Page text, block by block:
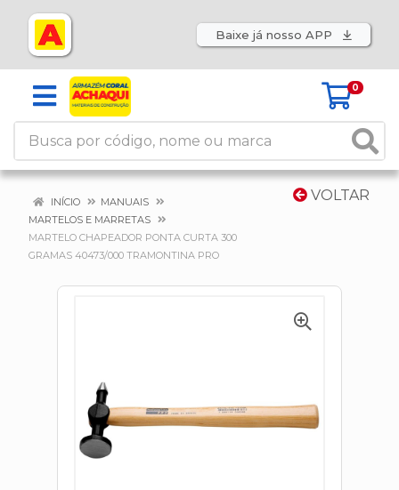
Baixe já nosso APP
0
VOLTAR
INÍCIO
MANUAIS
MARTELOS E MARRETAS
MARTELO CHAPEADOR PONTA CURTA 300
GRAMAS 40473/000 TRAMONTINA PRO